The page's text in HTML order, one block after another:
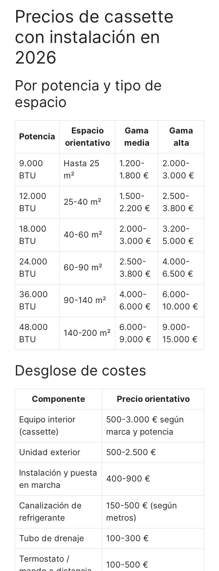
Precios de cassette
con instalación en
2026
Por potencia y tipo de
espacio
Potencia
Espacio
orientativo
Gama
media
Gama
alta
9.000
BTU
Hasta 25
m²
1.200-
1.800 €
2.000-
3.000 €
12.000
BTU
25-40 m²
1.500-
2.200 €
2.500-
3.800 €
18.000
BTU
40-60 m²
2.000-
3.000 €
3.200-
5.000 €
24.000
BTU
60-90 m²
2.500-
3.800 €
4.000-
6.500 €
36.000
BTU
90-140 m²
4.000-
6.000 €
6.000-
10.000 €
48.000
BTU
140-200 m²
6.000-
9.000 €
9.000-
15.000 €
Desglose de costes
Componente Precio orientativo
Equipo interior
(cassette)
500-3.000 € según
marca y potencia
Unidad exterior 500-2.500 €
Instalación y puesta
en marcha
400-900 €
Canalización de
refrigerante
150-500 € (según
metros)
Tubo de drenaje 100-300 €
Termostato /
100-500 €